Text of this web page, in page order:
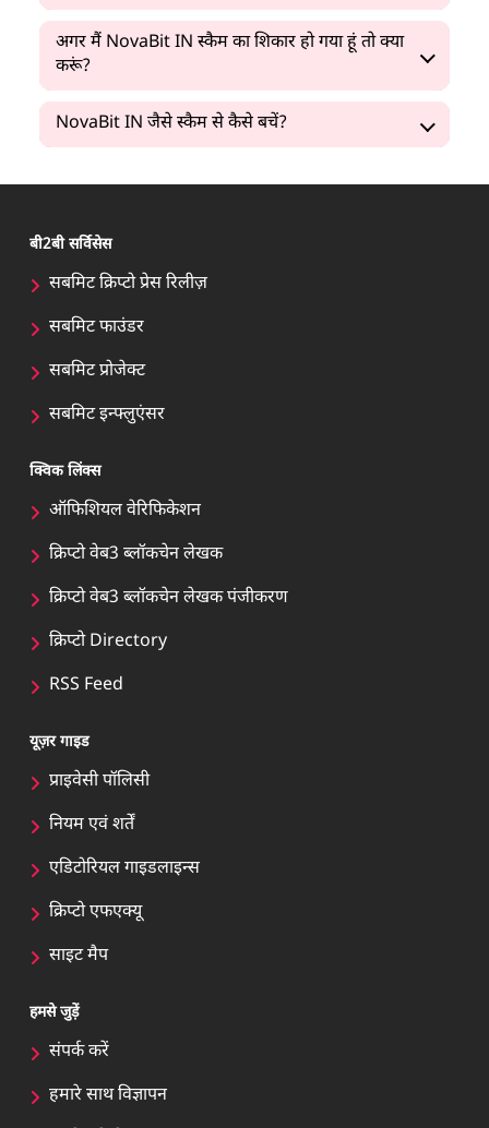
अगर मैं NovaBit IN स्कैम का शिकार हो गया हूं तो क्या
करूं?
NovaBit IN जैसे स्कैम से कैसे बचें?
बी2बी सर्विसेस
सबमिट क्रिप्टो प्रेस रिलीज़
सबमिट फाउंडर
सबमिट प्रोजेक्ट
सबमिट इन्फ्लुएंसर
क्विक लिंक्स
ऑफिशियल वेरिफिकेशन
क्रिप्टो वेब3 ब्लॉकचेन लेखक
क्रिप्टो वेब3 ब्लॉकचेन लेखक पंजीकरण
क्रिप्टो Directory
RSS Feed
यूज़र गाइड
प्राइवेसी पॉलिसी
नियम एवं शर्तें
एडिटोरियल गाइडलाइन्स
क्रिप्टो एफएक्यू
साइट मैप
हमसे जुड़ें
संपर्क करें
हमारे साथ विज्ञापन